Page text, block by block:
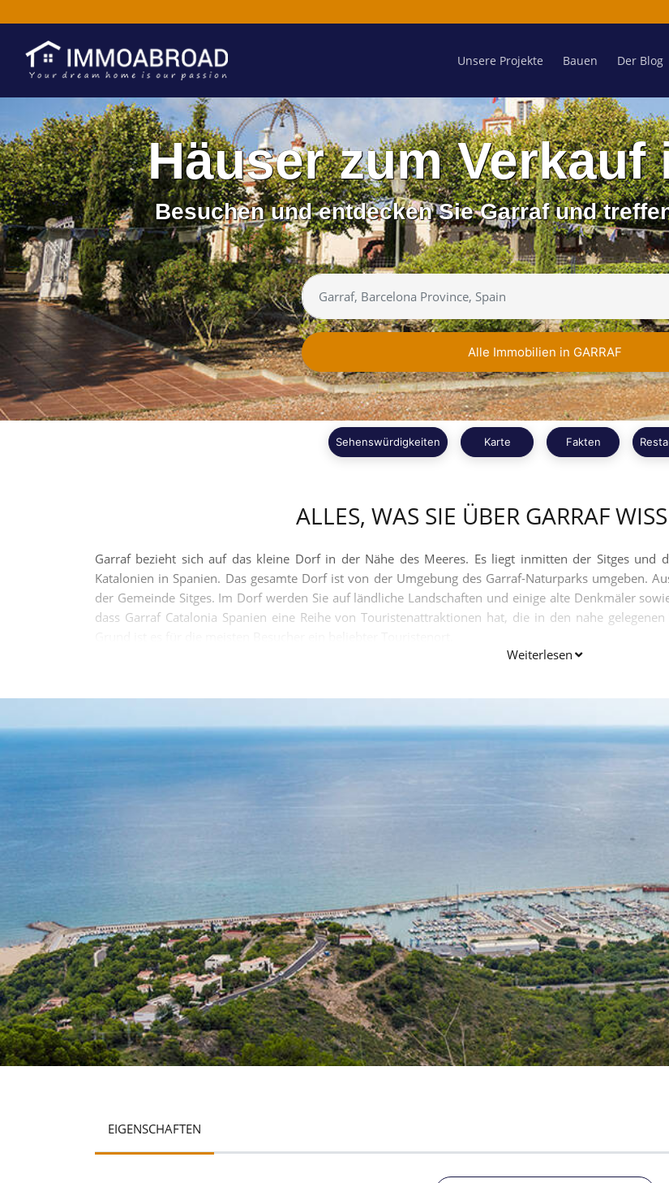
Unsere Projekte Bauen Der Blog
Häuser zum Verkauf
Besuchen und entdecken Sie Garraf und
Alle Immobilien in GARRAF
Sehenswürdigkeiten Karte Fakten
ALLES, WAS SIE ÜBER GARRAF
Garraf bezieht sich auf das kleine Dorf in der Nähe des Meeres. Es liegt inmitten der Sitges und
Katalonien in Spanien. Das gesamte Dorf ist von der Umgebung des Garraf-Naturparks umgeben.
der Gemeinde Sitges. Im Dorf werden Sie auf ländliche Landschaften und einige alte Denkmäler
dass Garraf Catalonia Spanien eine Reihe von Touristenattraktionen hat, die in den nahe
Weiterlesen
EIGENSCHAFTEN